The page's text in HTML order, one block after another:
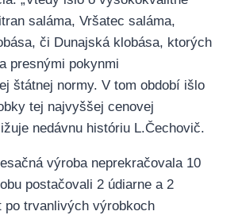
saláma, Vršatec saláma,
či Dunajská klobása, ktorých
presnými pokynmi
štátnej normy. V tom období išlo
tej najvyššej cenovej
nedávnu históriu L.Čechovič.
výroba neprekračovala 10
postačovali 2 údiarne a 2
po trvanlivých výrobkoch